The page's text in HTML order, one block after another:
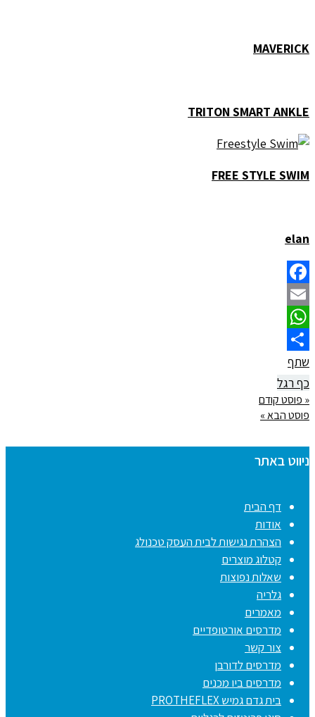
MAVERICK
TRITON SMART ANKLE
FREE STYLE SWIM
elan
Facebook
Email
WhatsApp
שתף
כף רגל
« פוסט קודם
פוסט הבא »
ניווט באתר
דף הבית
אודות
הצהרת נגישות לבית העסק טכנולג
קטלוג מוצרים
שאלות נפוצות
גלריה
מאמרים
מדרסים אורטופדיים
צור קשר
מדרסים לדורבן
מדרסים ביו מכנים
בית גדם גמיש PROTHEFLEX